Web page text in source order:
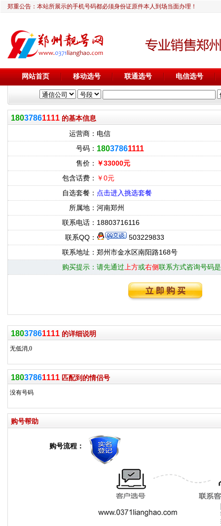
郑重公告：本站所展示的手机号码都必须身份证原件本人到场当面办理！
网站首页 移动选号 联通选号 电信选号
18037861111 的基本信息
运营商： 电信
号码： 18037861111
售价： ￥33000元
包含话费： ￥0元
自选套餐： 点击进入挑选套餐
所属地： 河南郑州
联系电话： 18803716116
联系QQ：
503229833
联系地址： 郑州市金水区南阳路168号
购买提示： 请先通过 上方或右侧联系方式咨询号码
18037861111 的详细说明
无低消,0
18037861111 匹配到的情侣号
没有号码
购号帮助
购号流程：